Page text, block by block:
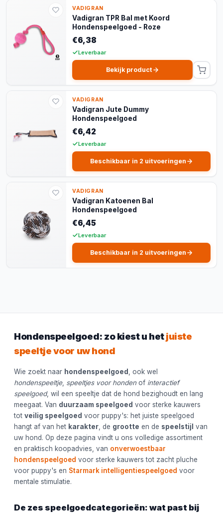
VADIGRAN
Vadigran TPR Bal met Koord
Hondenspeelgoed - Roze
€6,38
Leverbaar
Bekijk product
VADIGRAN
Vadigran Jute Dummy
Hondenspeelgoed
€6,42
Leverbaar
Beschikbaar in 2 uitvoeringen
VADIGRAN
Vadigran Katoenen Bal
Hondenspeelgoed
€6,45
Leverbaar
Beschikbaar in 2 uitvoeringen
Hondenspeelgoed: zo kiest u hetjuiste
speeltje voor uw hond
Wie zoekt naar hondenspeelgoed
, ook wel
hondenspeeltje, speeltjes voor hondenof interactief
speelgoed, wil een speeltje dat de hond bezighoudt en lang
meegaat. Van duurzaam speelgoed voor sterke kauwers
tot veilig speelgoed voor puppy's: het juiste speelgoed
hangt af van het karakter , de grootte en de speelstijl van
uw hond. Op deze pagina vindt u ons volledige assortiment
en praktisch koopadvies, van onverwoestbaar
hondenspeelgoed voor sterke kauwers tot zacht pluche
voor puppy's en Starmark intelligentiespeelgoed voor
mentale stimulatie.
De zes speelgoedcategorieën: wat past bij